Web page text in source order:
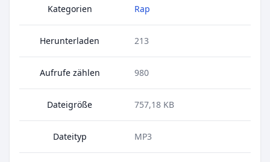
Kategorien Rap
Herunterladen 213
Aufrufe zählen 980
Dateigröße 757,18 KB
Dateityp MP3